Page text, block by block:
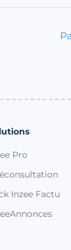
Pro
Inzee Factu